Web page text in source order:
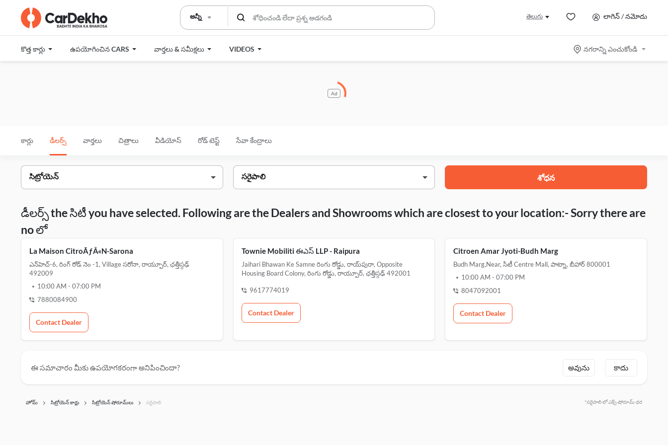
అన్నీ తెలుగు లాగిన్ / నమోదు
కొత్త కార్లు ఉపయోగించిన CARS వార్తలు & సమీక్షలు VIDEOS నగరాన్ని ఎంచుకోండి
Ad
కార్లు డీలర్స్ వార్తలు చిత్రాలు వీడియోస్ రోడ్ టెస్ట్ సేవా కేంద్రాలు
శోధన
డీలర్స్ the సిటీ you have selected. Following are the Dealers and Showrooms which are closest to your location:- Sorry there are
no లో
La Maison CitroÃƒÂ«N-Sarona
ఎన్‌హెచ్-6, రింగ్ రోడ్ నెం -1, Village సరోనా, రాయ్పూర్, ఛత్తీస్గఢ్
492009
10:00 AM - 07:00 PM
7880084900
Contact Dealer
Townie Mobiliti ఈఎస్ LLP - Raipura
Jaihari Bhawan Ke Samne రింగు రోడ్డు, రాయ్‌పురా, Opposite
Housing Board Colony, రింగు రోడ్డు, రాయ్పూర్, ఛత్తీస్గఢ్ 492001
9617774019
Contact Dealer
Citroen Amar Jyoti-Budh Marg
Budh Marg,near, సిటీ Centre Mall, పాట్నా, బీహార్ 800001
10:00 AM -07:00 PM
8047092001
Contact Dealer
ఈ సమాచారం మీకు ఉపయోగకరంగా అనిపించిందా? అవును కాదు
హోమ్ సిట్రోయెన్ కార్లు సిట్రోయెన్ షోరూమ్‌లు సరైపాలి *సరైపాలి లో ఎక్స్-షోరూమ్ ధర